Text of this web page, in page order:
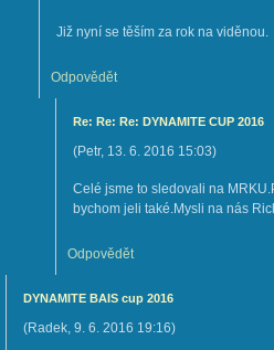
Již nyní se těším za rok na viděnou.
Odpovědět
Re: Re: Re: DYNAMITE CUP 2016
(Petr, 13. 6. 2016 15:03)
Celé jsme to sledovali na
bychom jeli také.Mysli na nás
Odpovědět
DYNAMITE BAIS cup 2016
(Radek, 9. 6. 2016 19:16)